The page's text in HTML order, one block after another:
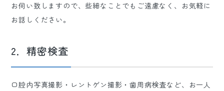
お伺い致しますので、些細なことでもご遠慮なく、お気軽に
お話しください。
2．精密検査
口腔内写真撮影・レントゲン撮影・歯周病検査など、お一人